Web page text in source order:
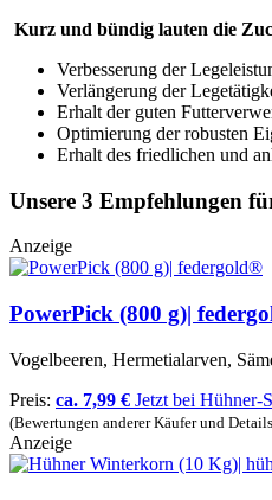
Kurz und bündig lauten die
Verbesserung der
Verlängerung der
Erhalt der guten
Optimierung der robusten
Erhalt des friedlichen und
Unsere 3 Empfehlungen
Anzeige
PowerPick (800 g)|
Vogelbeeren, Hermetialarven,
Preis: ca. 7,99 € Jetzt bei Hühner-
(Bewertungen anderer Käufer und
Anzeige